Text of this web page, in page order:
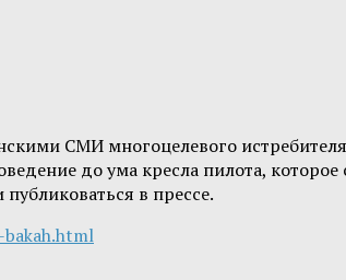
СМИ многоцелевого
до ума кресла пилота, которое
в прессе.